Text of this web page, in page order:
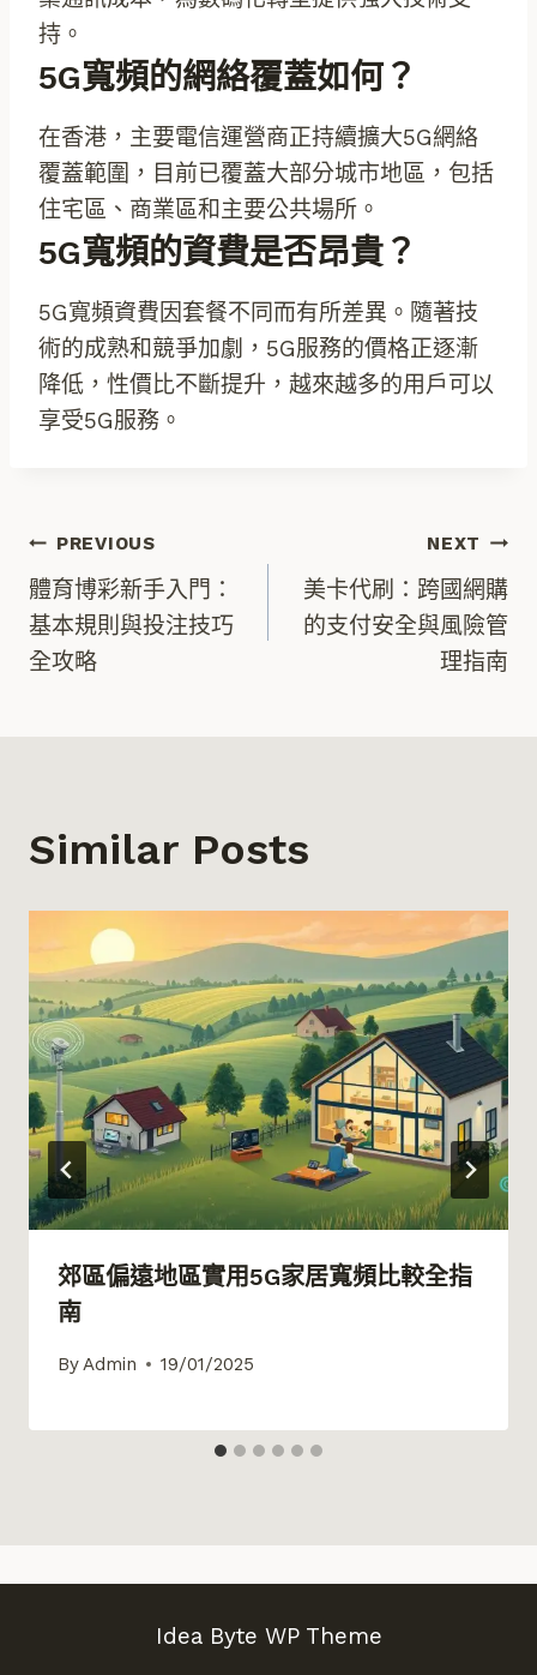
持。
5G寬頻的網絡覆蓋如何？
在香港，主要電信運營商正持續擴大5G網絡
覆蓋範圍，目前已覆蓋大部分城市地區，包括
住宅區、商業區和主要公共場所。
5G寬頻的資費是否昂貴？
5G寬頻資費因套餐不同而有所差異。隨著技
術的成熟和競爭加劇，5G服務的價格正逐漸
降低，性價比不斷提升，越來越多的用戶可以
享受5G服務。
文
章
導
PREVIOUS
體育博彩新手入門：
基本規則與投注技巧
全攻略
NEXT
美卡代刷：跨國網購
的支付安全與風險管
理指南
Similar Posts
郊區偏遠地區實用5G家居寬頻比較全指
南
ByAdmin 19/01/2025
Idea Byte WP Theme